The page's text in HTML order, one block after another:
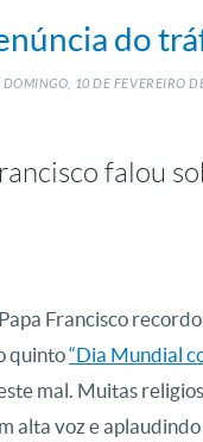
do
10 DE FEVEREIRO
falou
Francisco
quinto“Dia Mundial
mal. Muitas
alta voz e